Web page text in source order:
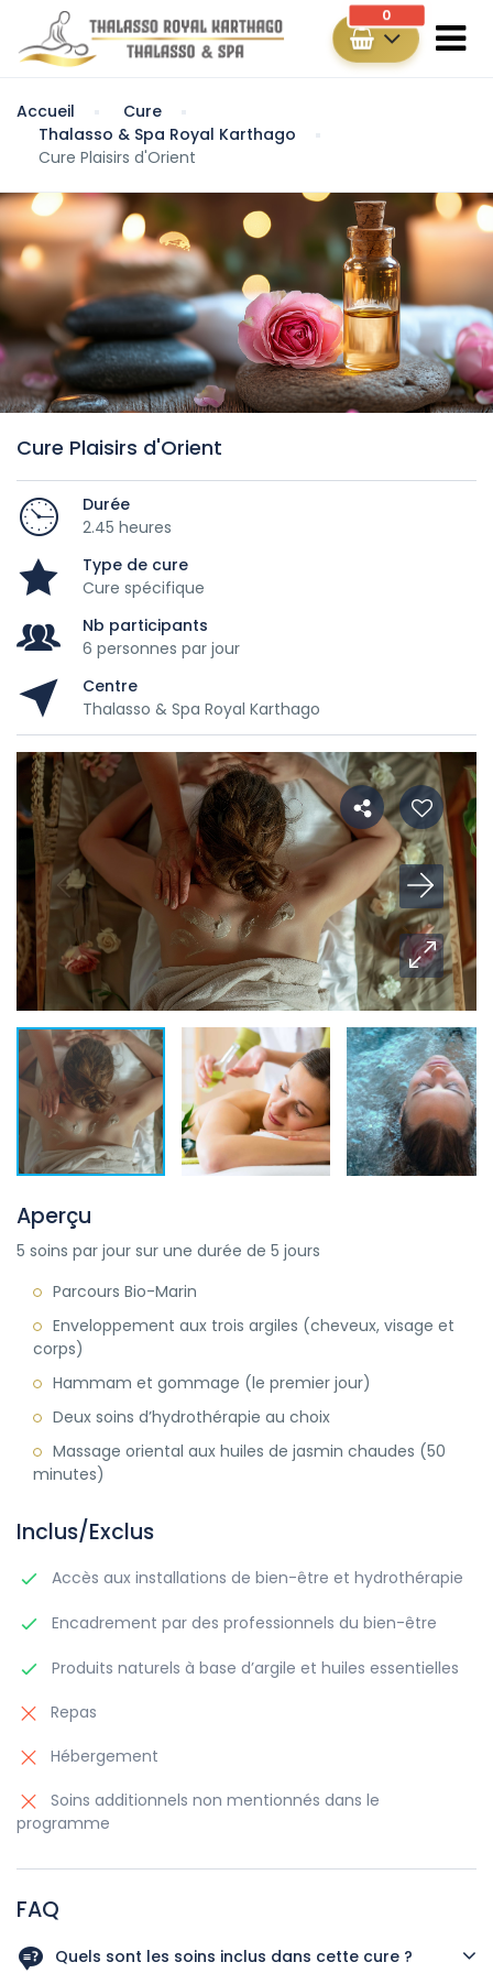
0
Accueil
Cure
Thalasso & Spa Royal Karthago
Cure Plaisirs d'Orient
Cure Plaisirs d'Orient
Durée
2.45 heures
Type de cure
Cure spécifique
Nb participants
6 personnes par jour
Centre
Thalasso & Spa Royal Karthago
Aperçu
5 soins par jour sur une durée de 5 jours
Parcours Bio-Marin
Enveloppement aux trois argiles (cheveux, visage et
corps)
Hammam et gommage (le premier jour)
Deux soins d’hydrothérapie au choix
Massage oriental aux huiles de jasmin chaudes (50
minutes)
Inclus/Exclus
Accès aux installations de bien-être et hydrothérapie
Encadrement par des professionnels du bien-être
Produits naturels à base d’argile et huiles essentielles
Repas
Hébergement
Soins additionnels non mentionnés dans le
programme
FAQ
Quels sont les soins inclus dans cette cure ?